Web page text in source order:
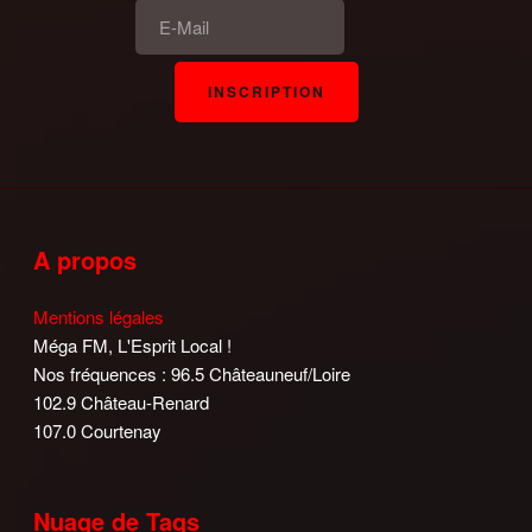
A propos
Mentions légales
Méga FM, L'Esprit Local !
Nos fréquences : 96.5 Châteauneuf/Loire
102.9 Château-Renard
107.0 Courtenay
Nuage de Tags